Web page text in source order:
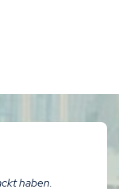
haben.